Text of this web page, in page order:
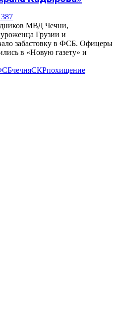
87
МВД Чечни,
Грузии и
забастовку в ФСБ. Офицеры
в «Новую газету» и
чечняСКРпохищение